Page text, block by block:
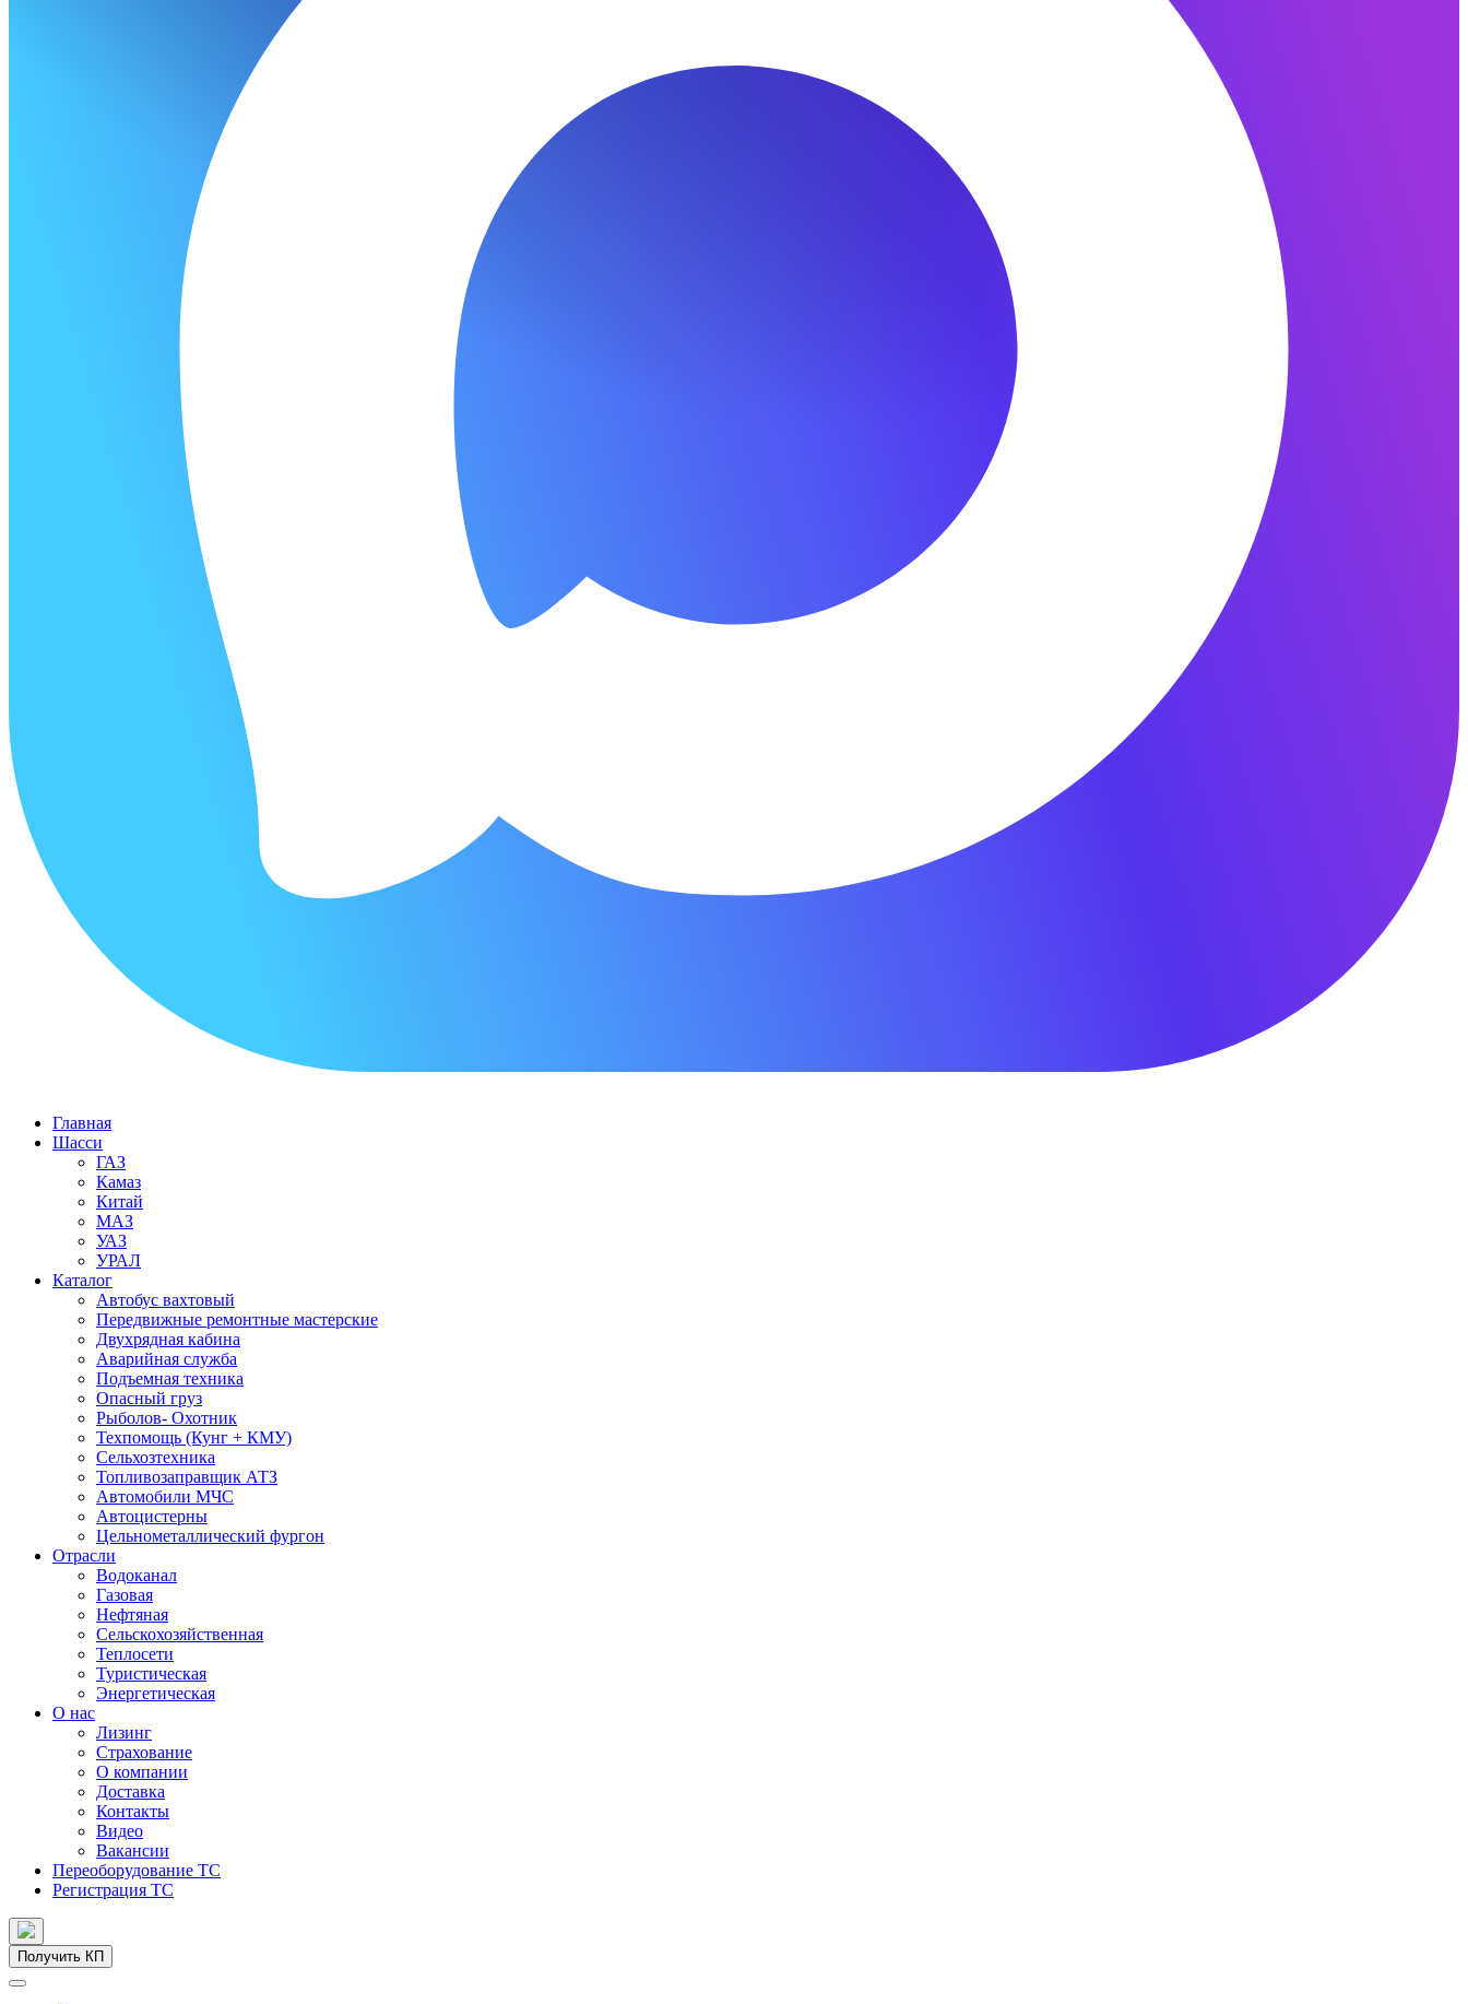
Главная
Шасси
ГАЗ
Камаз
Китай
МАЗ
УАЗ
УРАЛ
Каталог
Автобус вахтовый
Передвижные ремонтные мастерские
Двухрядная кабина
Аварийная служба
Подъемная техника
Опасный груз
Рыболов- Охотник
Техпомощь (Кунг + КМУ)
Сельхозтехника
Топливозаправщик АТЗ
Автомобили МЧС
Автоцистерны
Цельнометаллический фургон
Отрасли
Водоканал
Газовая
Нефтяная
Сельскохозяйственная
Теплосети
Туристическая
Энергетическая
О нас
Лизинг
Страхование
О компании
Доставка
Контакты
Видео
Вакансии
Переоборудование ТС
Регистрация ТС
Получить КП